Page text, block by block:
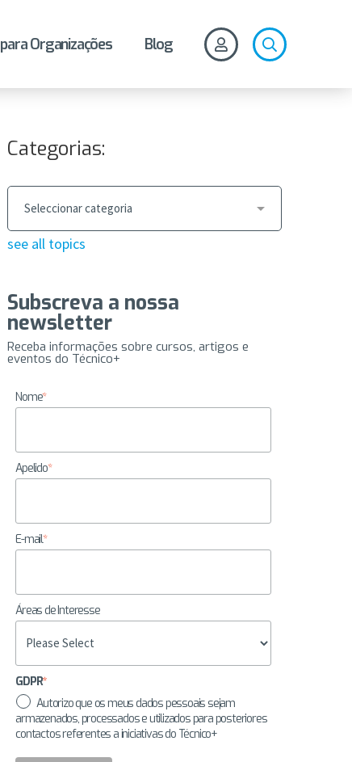
para Organizações Blog
Categorias:
see all topics
Subscreva a nossa
newsletter
Receba informações sobre cursos, artigos e
eventos do Técnico+
Nome*
Apelido*
E-mail*
Áreas de Interesse
GDPR*
Autorizo que os meus dados pessoais sejam
armazenados, processados e utilizados para posteriores
contactos referentes a iniciativas do Técnico+